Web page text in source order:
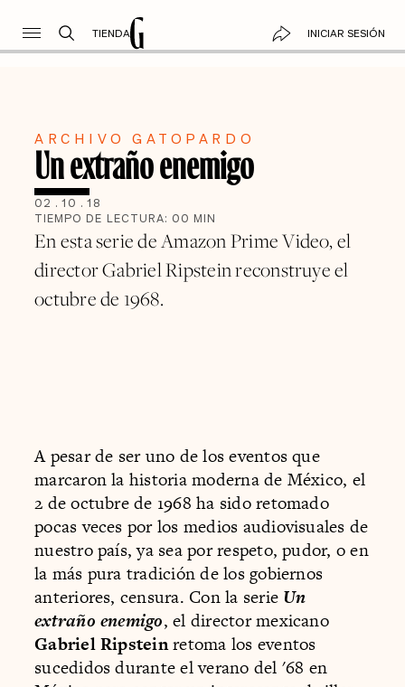
TIENDA INICIAR SESIÓN
ARCHIVO GATOPARDO
Un extraño enemigo
02 . 10 . 18
TIEMPO DE LECTURA: 00 MIN
En esta serie de Amazon Prime Video, el
director Gabriel Ripstein reconstruye el
octubre de 1968.
A pesar de ser uno de los eventos que
marcaron la historia moderna de México, el
2 de octubre de 1968 ha sido retomado
pocas veces por los medios audiovisuales de
nuestro país, ya sea por respeto, pudor, o en
la más pura tradición de los gobiernos
anteriores, censura. Con la serie Un
extraño enemigo, el director mexicano
Gabriel Ripsteinretoma los eventos
sucedidos durante el verano del '68 en